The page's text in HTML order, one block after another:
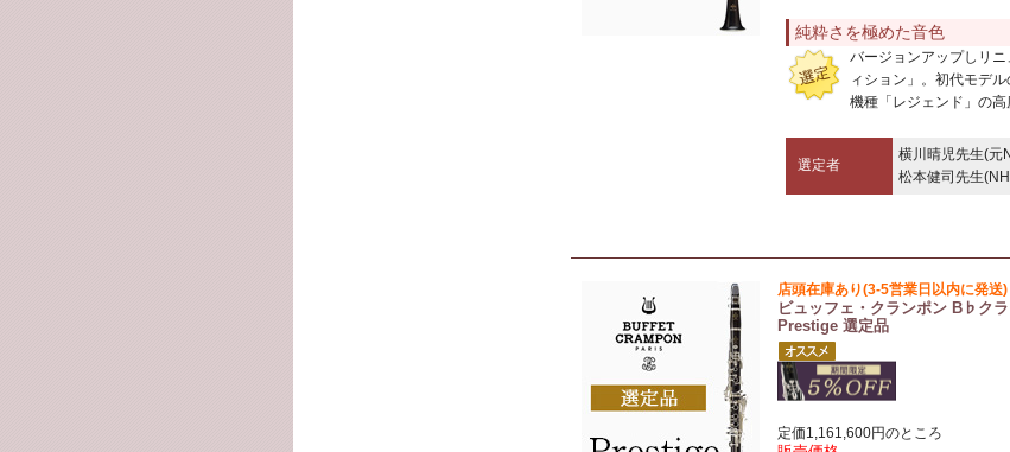
純粋さを極めた音色
バージョンアップしリ
ィション」。初代モデ
機種「レジェンド」の高
選定者
横川晴児先生(元
松本健司先生
店頭在庫あり(3-5営業日以内に発送)
ビュッフェ・クランポン B♭クラ
Prestige 選定品
定価1,161,600円のところ